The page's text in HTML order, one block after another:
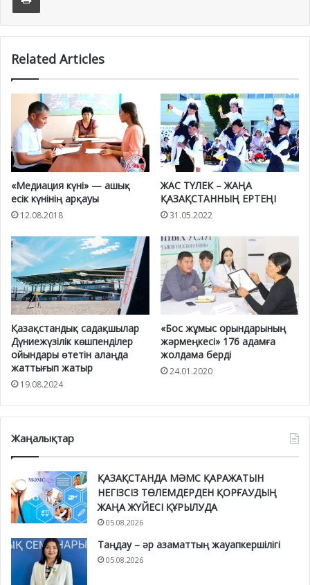
Related Articles
«Медиация күні» — ашық
есік күнінің арқауы
12.08.2018
ЖАС ТҮЛЕК – ЖАҢА
ҚАЗАҚСТАННЫҢ ЕРТЕҢІ
31.05.2022
Қазақстандық садақшылар
Дүниежүзілік көшпенділер
ойындары өтетін алаңда
жаттығып жатыр
19.08.2024
«Бос жұмыс орындарының
жәрмеңкесі» 176 адамға
жолдама берді
24.01.2020
Жаңалықтар
ҚАЗАҚСТАНДА МӘМС ҚАРАЖАТЫН
НЕГІЗСІЗ ТӨЛЕМДЕРДЕН ҚОРҒАУДЫҢ
ЖАҢА ЖҮЙЕСІ ҚҰРЫЛУДА
05.08.2026
Таңдау – әр азаматтың жауапкершілігі
05.08.2026